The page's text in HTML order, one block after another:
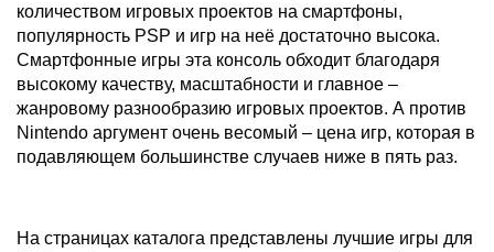
количеством игровых проектов на смартфоны,
популярность PSP и игр на неё достаточно высока.
Смартфонные игры эта консоль обходит благодаря
высокому качеству, масштабности и главное –
жанровому разнообразию игровых проектов. А против
Nintendo аргумент очень весомый – цена игр, которая в
подавляющем большинстве случаев ниже в пять раз.
На страницах каталога представлены лучшие игры для